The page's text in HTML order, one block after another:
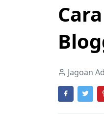
Jagoan